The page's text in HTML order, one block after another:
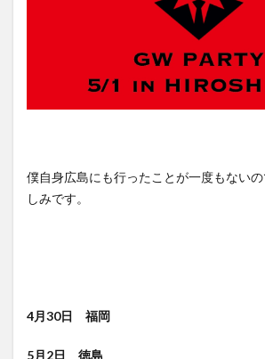
僕自身広島にも行ったことが一度もない
しみです。
4月30日 福岡
5月2日 徳島